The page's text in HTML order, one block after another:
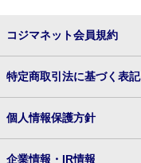
コジマネット会員規約
特定商取引法に基づく表記
個人情報保護方針
企業情報・IR情報